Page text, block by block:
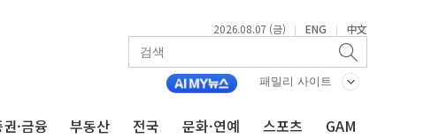
2026.08.07 (금) | ENG | 中文
패밀리 사이트
·금융 부동산 전국 문화·연예 스포츠 GAM
난사...최소 7명 사망
염중대경보 해제…누적 온열질환자 2872명
미엄 아울렛' 건립 '본궤도'